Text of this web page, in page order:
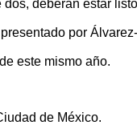
deberán estar
por
este mismo año.
de México.